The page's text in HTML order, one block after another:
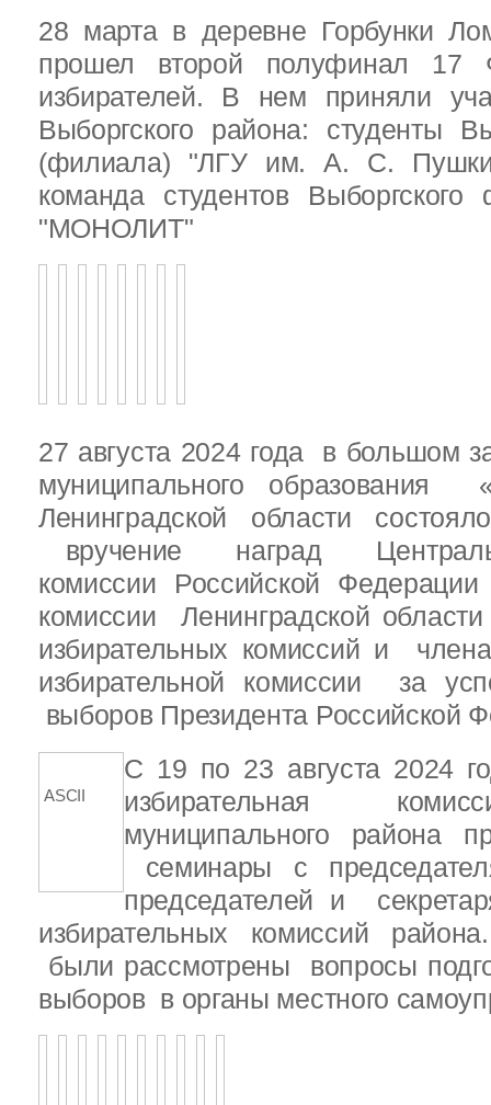
28 марта в деревне Горбунки
прошел второй полуфинал 17
избирателей. В нем приняли
Выборгского района: студенты
(филиала) "ЛГУ им. А. С.
команда студентов
"МОНОЛИТ"
27 августа 2024 года в большом
муниципального образования
Ленинградской области
вручение наград
комиссии Российской
комиссии Ленинградской
избирательных комиссий и
избирательной комиссии за
выборов Президента Российской
ASCII
С 19 по 23 августа 2024
избирательная
муниципального района
семинары с
председателей и
избирательных комиссий
были рассмотрены вопросы
выборов в органы местного